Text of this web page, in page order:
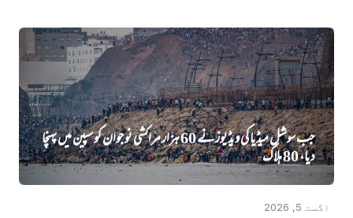
جب سوشل میڈیا کی ویڈیوز نے 60 ہزار مراکشی نوجوان کو سپین میں پہنچا
دیا، 80 ہلاک
اگست 5, 2026